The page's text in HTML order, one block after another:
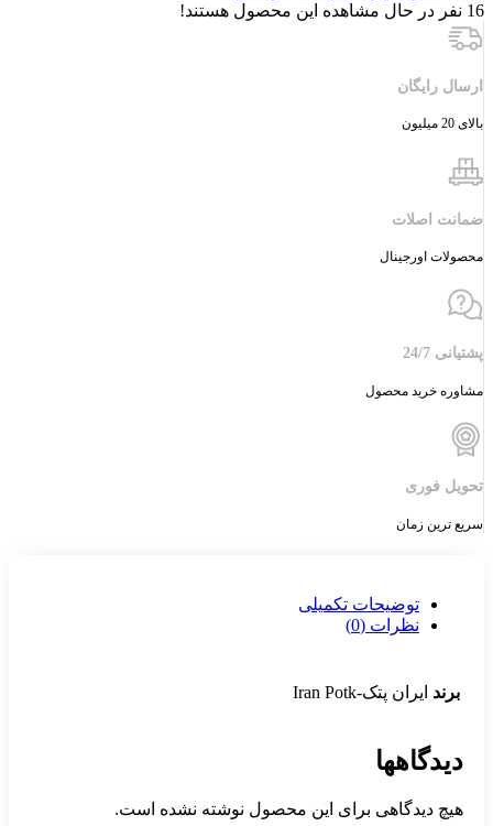
16 نفر در حال مشاهده این محصول هستند!
ارسال رایگان
بالای 20 میلیون
ضمانت اصلات
محصولات اورجینال
پشتیانی 24/7
مشاوره خرید محصول
تحویل فوری
سریع ترین زمان
توضیحات تکمیلی
نظرات (0)
برند ایران پتک-Iran Potk
دیدگاهها
هیچ دیدگاهی برای این محصول نوشته نشده است.